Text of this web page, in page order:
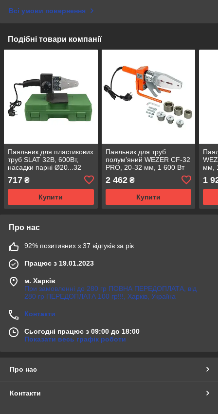
Всі умови повернення
Подібні товари компанії
Паяльник для пластикових
труб SLAT 32B, 600Вт,
насадки парні Ø20...32
717 ₴
Купити
Паяльник для труб
полум'яний WEZER CF-32
PRO, 20-32 мм, 1 600 Вт
2 462₴
Купити
мм,
1
Про нас
92% позитивних з 37 відгуків за рік
Працює з 19.01.2023
м. Харків
При замовленні до 280 гр ПОВНА ПЕРЕДОПЛАТА, від
280 гр ПЕРЕДОПЛАТА 100 гр!!!, Харків, Україна
Контакти
Сьогодні працює з 09:00 до 18:00
Показати весь графік роботи
Про нас
Контакти